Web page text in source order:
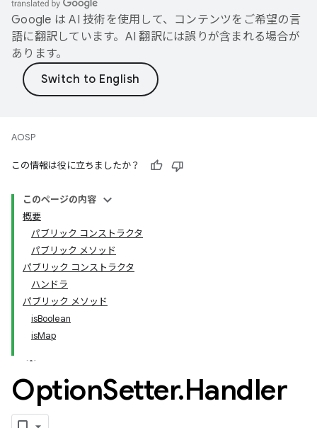
Google は AI 技術を使用して、コンテンツをご希望の言
語に翻訳しています。AI 翻訳には誤りが含まれる場合が
あります。
AOSP
この情報は役に立ちましたか？
このページの内容
概要
パブリック コンストラクタ
パブリック メソッド
パブリック コンストラクタ
ハンドラ
パブリック メソッド
isBoolean
isMap
OptionSetter.Handler